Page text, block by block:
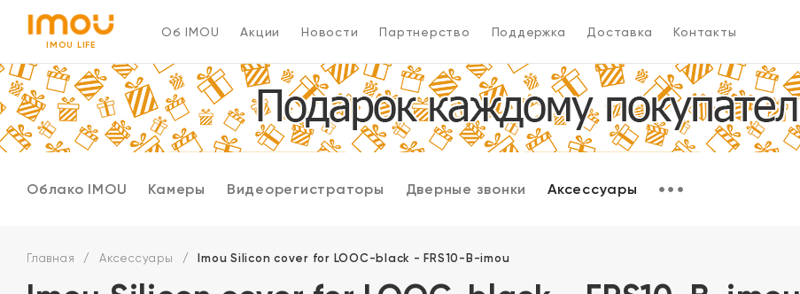
IMOU LIFE
Об IMOU Акции Новости Партнерство Поддержка Доставка Контакты
Облако IMOU Камеры Видеорегистраторы Дверные звонки Аксессуары
Главная / Аксессуары / Imou Silicon cover for LOOC-black - FRS10-B-imou